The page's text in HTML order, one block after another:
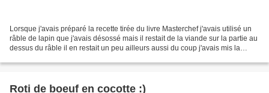
Lorsque j'avais préparé la recette tirée du livre Masterchef j'avais utilisé un
râble de lapin que j'avais désossé mais il restait de la viande sur la partie au
dessus du râble il en restait un peu ailleurs aussi du coup j'avais mis la
Roti de boeuf en cocotte :)